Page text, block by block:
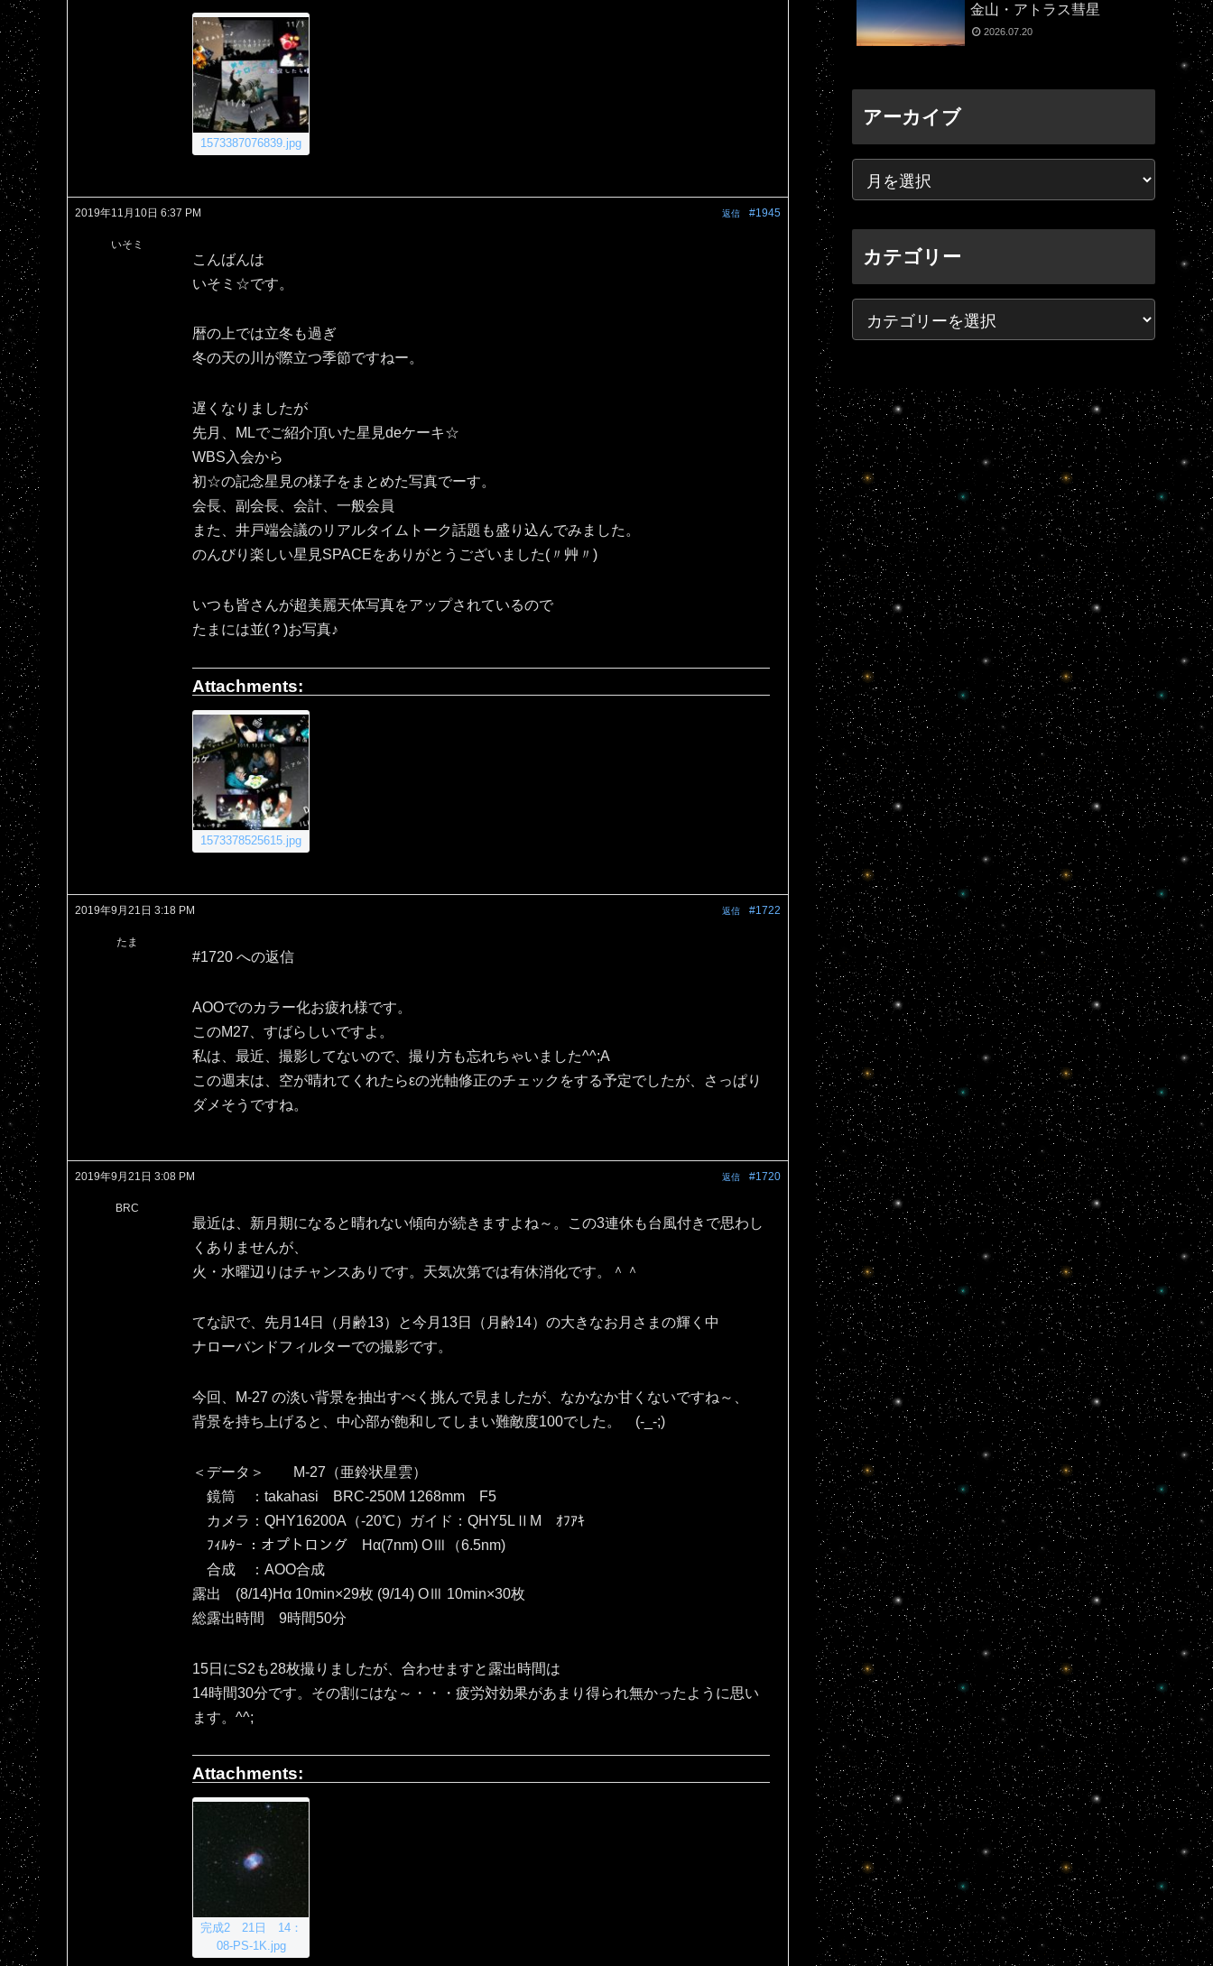
1573387076839.jpg
2019年11月10日 6:37 PM #1945
返信
いそミ
こんばんは
いそミ☆です。
暦の上では立冬も過ぎ
冬の天の川が際立つ季節ですねー。
遅くなりましたが
先月、MLでご紹介頂いた星見deケーキ☆
WBS入会から
初☆の記念星見の様子をまとめた写真でーす。
会長、副会長、会計、一般会員
また、井戸端会議のリアルタイムトーク話題も盛り込んでみました。
のんびり楽しい星見SPACEをありがとうございました(〃艸〃)
いつも皆さんが超美麗天体写真をアップされているので
たまには並(？)お写真♪
Attachments:
1573378525615.jpg
2019年9月21日 3:18 PM #1722
返信
たま
#1720 への返信
AOOでのカラー化お疲れ様です。
このM27、すばらしいですよ。
私は、最近、撮影してないので、撮り方も忘れちゃいました^^;A
この週末は、空が晴れてくれたらεの光軸修正のチェックをする予定でしたが、さっぱり
ダメそうですね。
2019年9月21日 3:08 PM #1720
返信
BRC
最近は、新月期になると晴れない傾向が続きますよね～。この3連休も台風付きで思わし
くありませんが、
火・水曜辺りはチャンスありです。天気次第では有休消化です。＾＾
てな訳で、先月14日（月齢13）と今月13日（月齢14）の大きなお月さまの輝く中
ナローバンドフィルターでの撮影です。
今回、M-27 の淡い背景を抽出すべく挑んで見ましたが、なかなか甘くないですね～、
背景を持ち上げると、中心部が飽和してしまい難敵度100でした。 (-_-;)
＜データ＞ M-27（亜鈴状星雲）
鏡筒 ：takahasi BRC-250M 1268mm F5
カメラ：QHY16200A（‐20℃）ガイド：QHY5LⅡM ｵﾌｱｷ
ﾌｨﾙﾀｰ ：オプトロング Hα(7nm) OⅢ（6.5nm)
合成 ：AOO合成
露出 (8/14)Hα 10min×29枚 (9/14) OⅢ 10min×30枚
総露出時間 9時間50分
15日にS2も28枚撮りましたが、合わせますと露出時間は
14時間30分です。その割にはな～・・・疲労対効果があまり得られ無かったように思い
ます。^^;
Attachments:
完成2 21日 14：
08-PS-1K.jpg
金山・アトラス彗星
2026.07.20
アーカイブ
カテゴリー